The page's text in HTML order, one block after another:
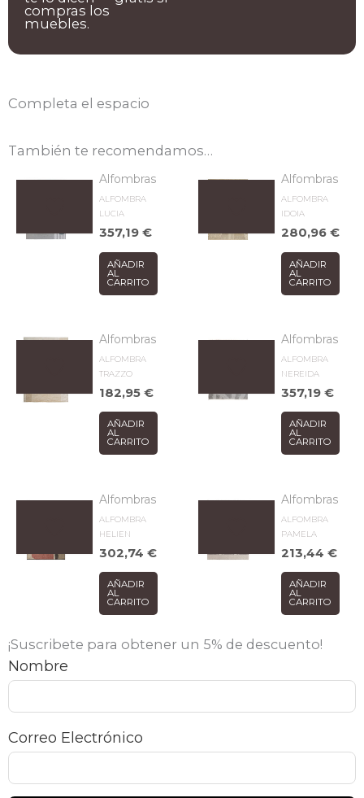
compras los
muebles.
Completa el espacio
También te recomendamos…
Alfombras
ALFOMBRA
LUCIA
357,19€
AÑADIR
AL
CARRITO
Alfombras
ALFOMBRA
IDOIA
280,96€
AÑADIR
AL
CARRITO
Alfombras
ALFOMBRA
TRAZZO
182,95€
AÑADIR
AL
CARRITO
Alfombras
ALFOMBRA
NEREIDA
357,19€
AÑADIR
AL
CARRITO
Alfombras
ALFOMBRA
HELIEN
302,74€
AÑADIR
AL
CARRITO
Alfombras
ALFOMBRA
PAMELA
213,44€
AÑADIR
AL
CARRITO
¡Suscribete para obtener un 5% de descuento!
Nombre
Correo Electrónico